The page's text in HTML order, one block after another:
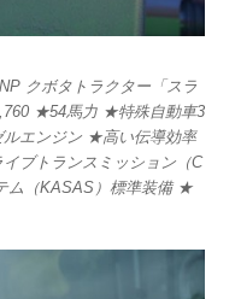
クボタトラクター「スラ
★54馬力 ★特殊自動車3
ルエンジン ★高い伝導効率
ブトランスミッション（C
ム（KASAS）標準装備 ★